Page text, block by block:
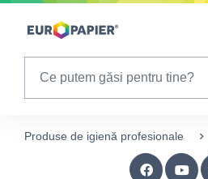
Table Of Content
Produse de igienă profesionale